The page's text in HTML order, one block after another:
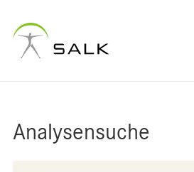
Analysensuche